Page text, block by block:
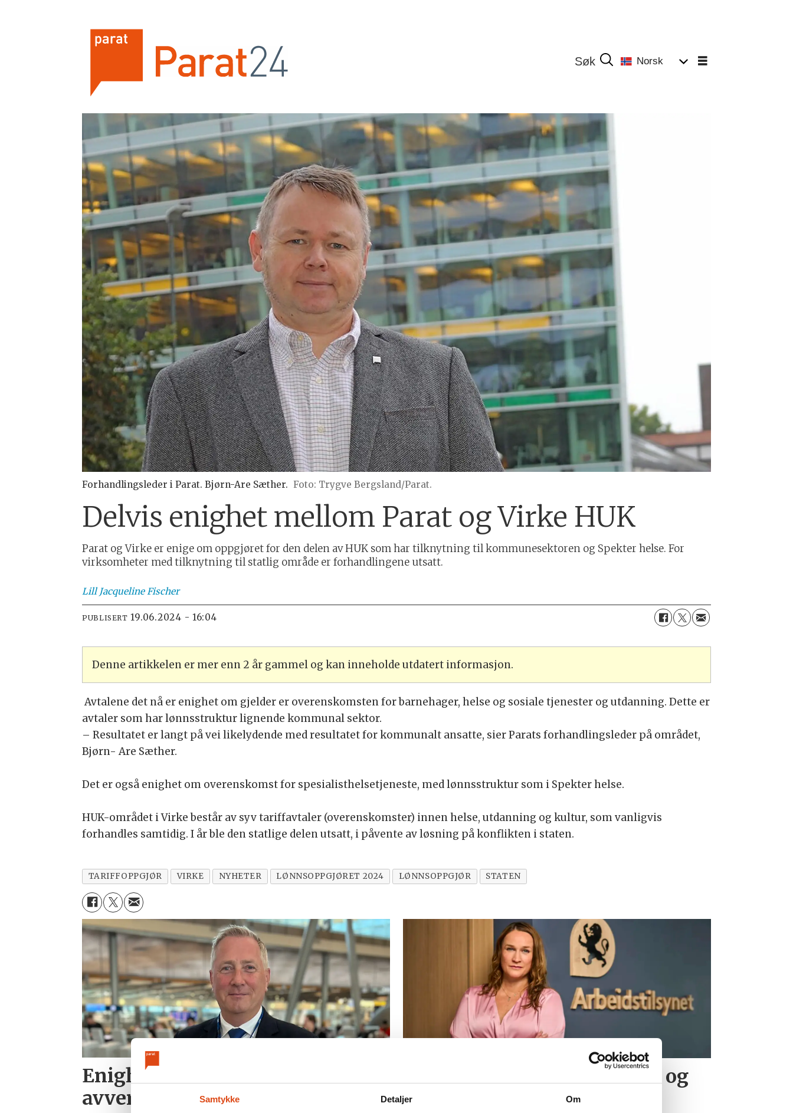
Samtykke Detaljer Om
Norsk
Forhandlingsleder i Parat. Bjørn-Are Sæther. Foto: Trygve Bergsland/Parat.
Delvis enighet mellom Parat og Virke HUK
Parat og Virke er enige om oppgjøret for den delen av HUK som har tilknytning til kommunesektoren og Spekter helse. For
virksomheter med tilknytning til statlig område er forhandlingene utsatt.
Lill Jacqueline Fischer
PUBLISERT 19.06.2024 - 16:04
Denne artikkelen er mer enn 2 år gammel og kan inneholde utdatert informasjon.
Avtalene det nå er enighet om gjelder er overenskomsten for barnehager, helse og sosiale tjenester og utdanning. Dette er
avtaler som har lønnsstruktur lignende kommunal sektor.
– Resultatet er langt på vei likelydende med resultatet for kommunalt ansatte, sier Parats forhandlingsleder på området,
Bjørn- Are Sæther.
Det er også enighet om overenskomst for spesialisthelsetjeneste, med lønnsstruktur som i Spekter helse.
HUK-området i Virke består av syv tariffavtaler (overenskomster) innen helse, utdanning og kultur, som vanligvis
forhandles samtidig. I år ble den statlige delen utsatt, i påvente av løsning på konflikten i staten.
TARIFFOPPGJØR VIRKE NYHETER LØNNSOPPGJØRET 2024 LØNNSOPPGJØR STATEN
Enighet i SAS kabin – streiken
avverget
Over 1300 skadet etter vold og
trusler på jobb